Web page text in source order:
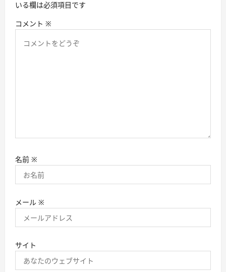
いる欄は必須項目です
コメント ※
名前 ※
メール ※
サイト